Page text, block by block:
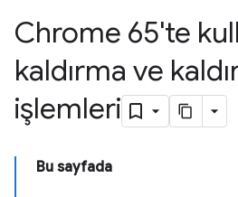
Chrome 65'te
kaldırma ve
işlemleri
Bu sayfada